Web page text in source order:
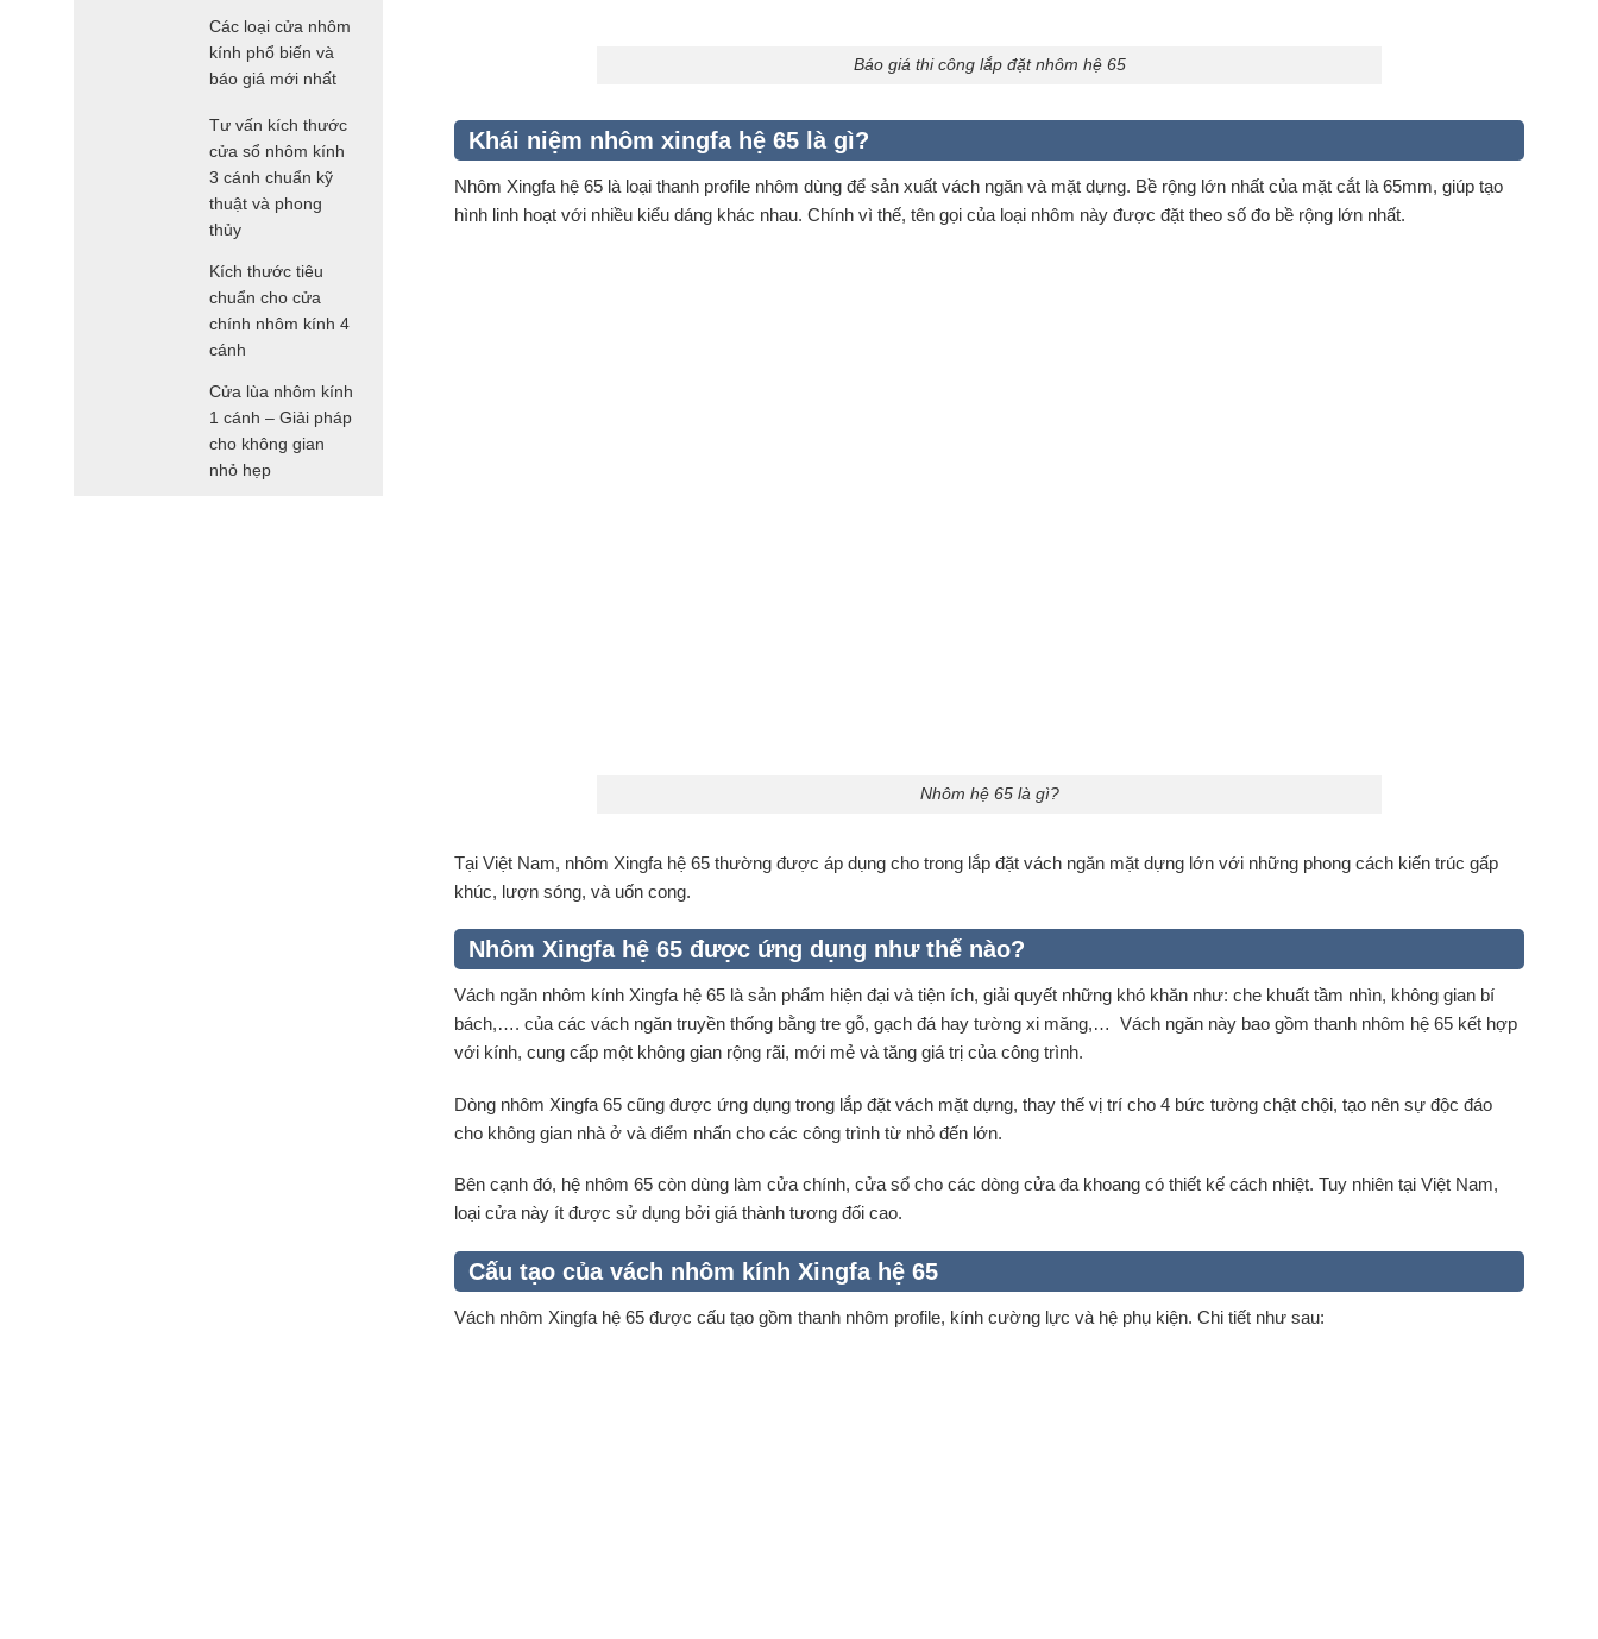
Các loại cửa nhôm
kính phổ biến và
báo giá mới nhất
Tư vấn kích thước
cửa sổ nhôm kính
3 cánh chuẩn kỹ
thuật và phong
thủy
Kích thước tiêu
chuẩn cho cửa
chính nhôm kính 4
cánh
Cửa lùa nhôm kính
1 cánh – Giải pháp
cho không gian
nhỏ hẹp
Báo giá thi công lắp đặt nhôm hệ 65
Khái niệm nhôm xingfa hệ 65 là gì?
Nhôm Xingfa hệ 65 là loại thanh profile nhôm dùng để sản xuất vách ngăn và mặt dựng. Bề rộng lớn nhất của mặt cắt là 65mm, giúp tạo
hình linh hoạt với nhiều kiểu dáng khác nhau. Chính vì thế, tên gọi của loại nhôm này được đặt theo số đo bề rộng lớn nhất.
Nhôm hệ 65 là gì?
Tại Việt Nam, nhôm Xingfa hệ 65 thường được áp dụng cho trong lắp đặt vách ngăn mặt dựng lớn với những phong cách kiến trúc gấp
khúc, lượn sóng, và uốn cong.
Nhôm Xingfa hệ 65 được ứng dụng như thế nào?
Vách ngăn nhôm kính Xingfa hệ 65 là sản phẩm hiện đại và tiện ích, giải quyết những khó khăn như: che khuất tầm nhìn, không gian bí
bách,…. của các vách ngăn truyền thống bằng tre gỗ, gạch đá hay tường xi măng,… Vách ngăn này bao gồm thanh nhôm hệ 65 kết hợp
với kính, cung cấp một không gian rộng rãi, mới mẻ và tăng giá trị của công trình.
Dòng nhôm Xingfa 65 cũng được ứng dụng trong lắp đặt vách mặt dựng, thay thế vị trí cho 4 bức tường chật chội, tạo nên sự độc đáo
cho không gian nhà ở và điểm nhấn cho các công trình từ nhỏ đến lớn.
Bên cạnh đó, hệ nhôm 65 còn dùng làm cửa chính, cửa sổ cho các dòng cửa đa khoang có thiết kế cách nhiệt. Tuy nhiên tại Việt Nam,
loại cửa này ít được sử dụng bởi giá thành tương đối cao.
Cấu tạo của vách nhôm kính Xingfa hệ 65
Vách nhôm Xingfa hệ 65 được cấu tạo gồm thanh nhôm profile, kính cường lực và hệ phụ kiện. Chi tiết như sau: